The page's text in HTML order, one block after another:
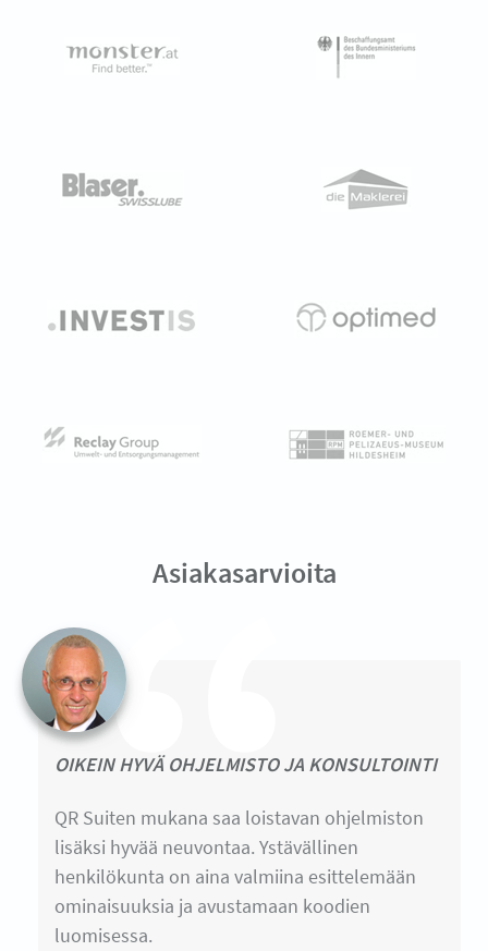
Asiakasarvioita
OIKEIN HYVÄ OHJELMISTO JA KONSULTOINTI
QR Suiten mukana saa loistavan ohjelmiston
lisäksi hyvää neuvontaa. Ystävällinen
henkilökunta on aina valmiina esittelemään
ominaisuuksia ja avustamaan koodien
luomisessa.